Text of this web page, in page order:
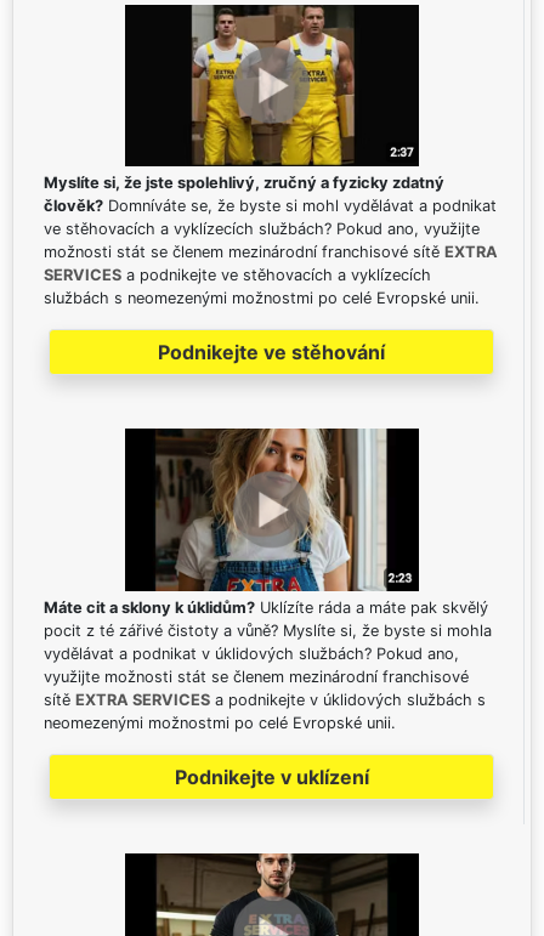
Myslíte si, že jste spolehlivý, zručný a fyzicky zdatný
člověk? Domníváte se, že byste si mohl vydělávat a podnikat
ve stěhovacích a vyklízecích službách? Pokud ano, využijte
možnosti stát se členem mezinárodní franchisové sítě EXTRA
SERVICES a podnikejte ve stěhovacích a vyklízecích
službách s neomezenými možnostmi po celé Evropské unii.
Podnikejte ve stěhování
Máte cit a sklony k úklidům? Uklízíte ráda a máte pak skvělý
pocit z té zářivé čistoty a vůně? Myslíte si, že byste si mohla
vydělávat a podnikat v úklidových službách? Pokud ano,
využijte možnosti stát se členem mezinárodní franchisové
sítě EXTRA SERVICES a podnikejte v úklidových službách s
neomezenými možnostmi po celé Evropské unii.
Podnikejte v uklízení